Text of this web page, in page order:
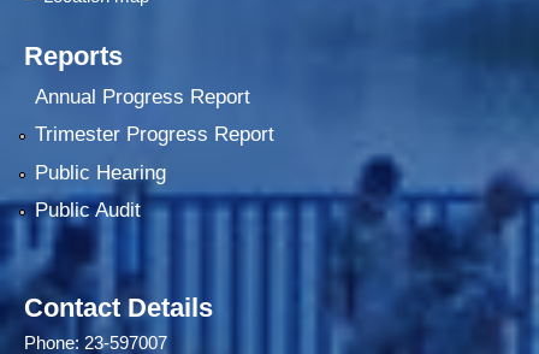
Reports
Annual Progress Report
Trimester Progress Report
Public Hearing
Public Audit
Contact Details
Phone: 23-597007